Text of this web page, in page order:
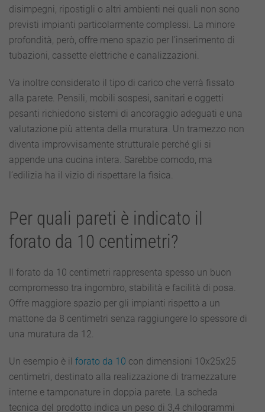
disimpegni, ripostigli o altri ambienti nei quali non sono
previsti impianti particolarmente complessi. La minore
profondità, però, offre meno spazio per l’inserimento di
tubazioni, cassette elettriche e canalizzazioni.
Va inoltre considerato il tipo di carico che verrà fissato
alla parete. Pensili, mobili sospesi, sanitari e oggetti
pesanti richiedono sistemi di ancoraggio adeguati e una
valutazione più attenta della muratura. Un tramezzo non
diventa improvvisamente strutturale perché gli si
appende una cucina intera. Sarebbe comodo, ma
l’edilizia ha il vizio di rispettare la fisica.
Per quali pareti è indicato il
forato da 10 centimetri?
Il forato da 10 centimetri rappresenta spesso un buon
compromesso tra ingombro, stabilità e facilità di posa.
Offre maggiore spazio per gli impianti rispetto a un
mattone da 8 centimetri senza raggiungere lo spessore di
una muratura da 12.
Un esempio è il forato da 10 con dimensioni 10x25x25
centimetri, destinato alla realizzazione di tramezzature
interne e tamponature in doppia parete. La scheda
tecnica del prodotto indica un peso di 3,4 chilogrammi